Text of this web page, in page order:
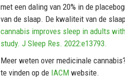
met een daling van 20% in de
van de slaap. De kwaliteit van de
cannabis improves sleep in adults
study. J Sleep Res. 2022:e13793.
Meer weten over medicinale
te vinden op de IACM website.